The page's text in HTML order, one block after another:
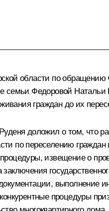
области по
семьи Федоровой
граждан до их
доложил о том, что
по переселению
извещение о
выполнение
конкурентные процедуры